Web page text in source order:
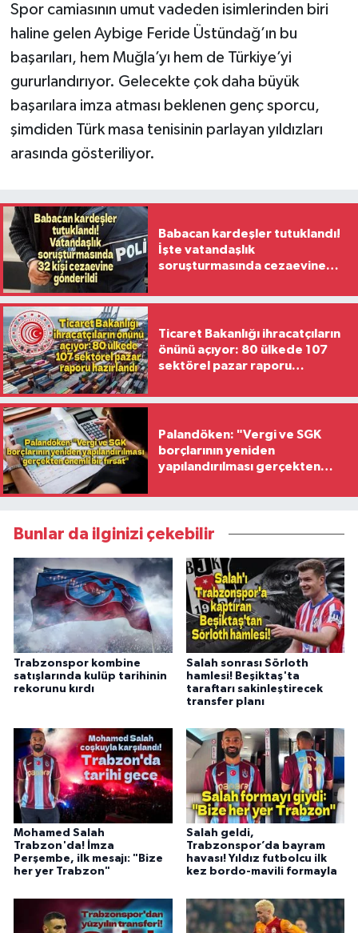
Spor camiasının umut vadeden isimlerinden biri
haline gelen Aybige Feride Üstündağ’ın bu
başarıları, hem Muğla’yı hem de Türkiye’yi
gururlandırıyor. Gelecekte çok daha büyük
başarılara imza atması beklenen genç sporcu,
şimdiden Türk masa tenisinin parlayan yıldızları
arasında gösteriliyor.
Babacan kardeşler tutuklandı!
İşte vatandaşlık
soruşturmasında cezaevine
Ticaret Bakanlığı ihracatçıların
önünü açıyor: 80 ülkede 107
sektörel pazar raporu
Palandöken: "Vergi ve SGK
borçlarının yeniden
yapılandırılması gerçekten
Bunlar da ilginizi çekebilir
Trabzonspor kombine
satışlarında kulüp tarihinin
rekorunu kırdı
Salah sonrası Sörloth
hamlesi! Beşiktaş'ta
taraftarı sakinleştirecek
transfer planı
Mohamed Salah
Trabzon'da! İmza
Perşembe, ilk mesajı: "Bize
her yer Trabzon"
Salah geldi,
Trabzonspor’da bayram
havası! Yıldız futbolcu ilk
kez bordo-mavili formayla